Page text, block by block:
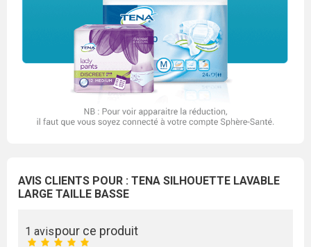
AVIS CLIENTS POUR : TENA SILHOUETTE LAVABLE
LARGE TAILLE BASSE
1 avispour ce produit